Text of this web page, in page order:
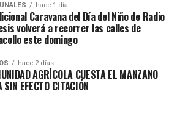
hace 1 día
Caravana del Día del Niño de Radio
volverá a recorrer las calles de
este domingo
hace 2 días
AGRÍCOLA CUESTA EL MANZANO
SIN EFECTO CITACIÓN